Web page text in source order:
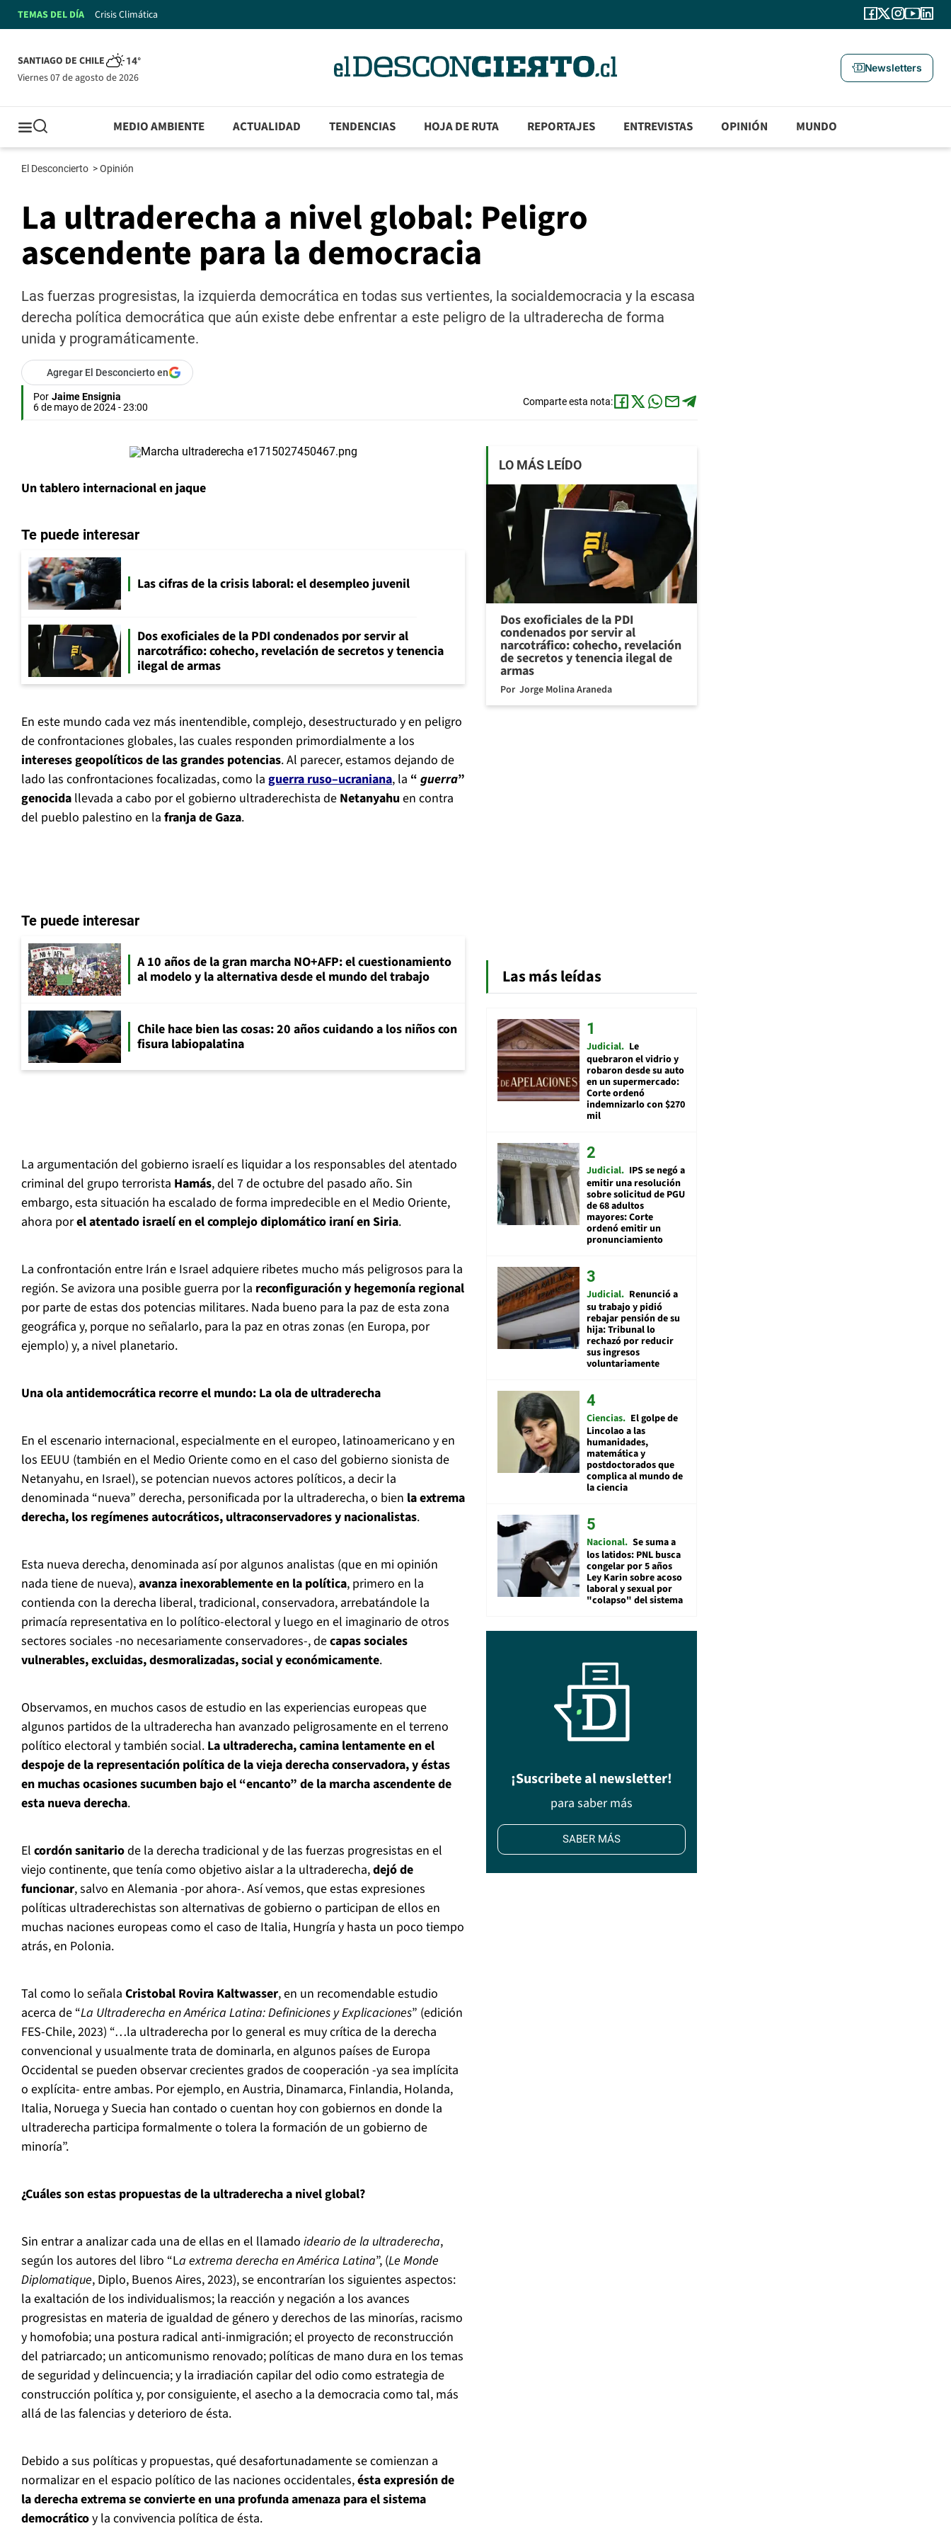
TEMAS DEL DÍA Crisis Climática
SANTIAGO DE CHILE 14°
viernes 07 de agosto de 2026
Newsletters
MEDIO AMBIENTE ACTUALIDAD TENDENCIAS HOJA DE RUTA REPORTAJES ENTREVISTAS OPINIÓN MUNDO
El Desconcierto >Opinión
La ultraderecha a nivel global: Peligro
ascendente para la democracia
Las fuerzas progresistas, la izquierda democrática en todas sus vertientes, la socialdemocracia y la escasa
derecha política democrática que aún existe debe enfrentar a este peligro de la ultraderecha de forma
unida y programáticamente.
Agregar El Desconcierto en
Por Jaime Ensignia
6 de mayo de 2024 - 23:00
Comparte esta nota:
Un tablero internacional en jaque
Te puede interesar
Las cifras de la crisis laboral: el desempleo juvenil
Dos exoficiales de la PDI condenados por servir al
narcotráfico: cohecho, revelación de secretos y tenencia
ilegal de armas
En este mundo cada vez más inentendible, complejo, desestructurado y en peligro
de confrontaciones globales, las cuales responden primordialmente a los
intereses geopolíticos de las grandes potencias. Al parecer, estamos dejando de
lado las confrontaciones focalizadas, como la guerra ruso–ucraniana, la “ guerra”
genocida llevada a cabo por el gobierno ultraderechista de Netanyahu en contra
del pueblo palestino en la franja de Gaza.
Te puede interesar
A 10 años de la gran marcha NO+AFP: el cuestionamiento
al modelo y la alternativa desde el mundo del trabajo
Chile hace bien las cosas: 20 años cuidando a los niños con
fisura labiopalatina
La argumentación del gobierno israelí es liquidar a los responsables del atentado
criminal del grupo terrorista Hamás, del 7 de octubre del pasado año. Sin
embargo, esta situación ha escalado de forma impredecible en el Medio Oriente,
ahora porel atentado israelí en el complejo diplomático iraní en Siria.
La confrontación entre Irán e Israel adquiere ribetes mucho más peligrosos para la
región. Se avizora una posible guerra por la reconfiguración y hegemonía regional
por parte de estas dos potencias militares. Nada bueno para la paz de esta zona
geográfica y, porque no señalarlo, para la paz en otras zonas (en Europa, por
ejemplo) y, a nivel planetario.
Una ola antidemocrática recorre el mundo: La ola de ultraderecha
En el escenario internacional, especialmente en el europeo, latinoamericano y en
los EEUU (también en el Medio Oriente como en el caso del gobierno sionista de
Netanyahu, en Israel), se potencian nuevos actores políticos, a decir la
denominada “nueva” derecha, personificada por la ultraderecha, o bien la extrema
derecha, los regímenes autocráticos, ultraconservadores y nacionalistas.
Esta nueva derecha, denominada así por algunos analistas (que en mi opinión
nada tiene de nueva),avanza inexorablemente en la política, primero en la
contienda con la derecha liberal, tradicional, conservadora, arrebatándole la
primacía representativa en lo político-electoral y luego en el imaginario de otros
sectores sociales -no necesariamente conservadores-, decapas sociales
vulnerables, excluidas, desmoralizadas, social y económicamente.
Observamos, en muchos casos de estudio en las experiencias europeas que
algunos partidos de la ultraderecha han avanzado peligrosamente en el terreno
político electoral y también social. La ultraderecha, camina lentamente en el
despoje de la representación política de la vieja derecha conservadora, y éstas
en muchas ocasiones sucumben bajo el “encanto” de la marcha ascendente de
esta nueva derecha.
El cordón sanitariode la derecha tradicional y de las fuerzas progresistas en el
viejo continente, que tenía como objetivo aislar a la ultraderecha,dejó de
funcionar, salvo en Alemania -por ahora-. Así vemos, que estas expresiones
políticas ultraderechistas son alternativas de gobierno o participan de ellos en
muchas naciones europeas como el caso de Italia, Hungría y hasta un poco tiempo
atrás, en Polonia.
Tal como lo señala Cristobal Rovira Kaltwasser, en un recomendable estudio
acerca de “La Ultraderecha en América Latina: Definiciones y Explicaciones” (edición
FES-Chile, 2023) “…la ultraderecha por lo general es muy crítica de la derecha
convencional y usualmente trata de dominarla, en algunos países de Europa
Occidental se pueden observar crecientes grados de cooperación -ya sea implícita
o explícita- entre ambas. Por ejemplo, en Austria, Dinamarca, Finlandia, Holanda,
Italia, Noruega y Suecia han contado o cuentan hoy con gobiernos en donde la
ultraderecha participa formalmente o tolera la formación de un gobierno de
minoría”.
¿Cuáles son estas propuestas de la ultraderecha a nivel global?
Sin entrar a analizar cada una de ellas en el llamado ideario de la ultraderecha,
según los autores del libro “La extrema derecha en América Latina”, (Le Monde
Diplomatique, Diplo, Buenos Aires, 2023), se encontrarían los siguientes aspectos:
la exaltación de los individualismos; la reacción y negación a los avances
progresistas en materia de igualdad de género y derechos de las minorías, racismo
y homofobia; una postura radical anti-inmigración; el proyecto de reconstrucción
del patriarcado; un anticomunismo renovado; políticas de mano dura en los temas
de seguridad y delincuencia; y la irradiación capilar del odio como estrategia de
construcción política y, por consiguiente, el asecho a la democracia como tal, más
allá de las falencias y deterioro de ésta.
Debido a sus políticas y propuestas, qué desafortunadamente se comienzan a
normalizar en el espacio político de las naciones occidentales,ésta expresión de
la derecha extrema se convierte en una profunda amenaza para el sistema
democráticoy la convivencia política de ésta.
LO MÁS LEÍDO
Dos exoficiales de la PDI
condenados por servir al
narcotráfico: cohecho, revelación
de secretos y tenencia ilegal de
armas
Por Jorge Molina Araneda
Las más leídas
Judicial Le
quebraron el vidrio y
robaron desde su auto
en un supermercado:
Corte ordenó
indemnizarlo con $270
mil
Judicial IPS se negó a
emitir una resolución
sobre solicitud de PGU
de 68 adultos
mayores: Corte
ordenó emitir un
pronunciamiento
Judicial Renunció a
su trabajo y pidió
rebajar pensión de su
hija: Tribunal lo
rechazó por reducir
sus ingresos
voluntariamente
Ciencias El golpe de
Lincolao a las
humanidades,
matemática y
postdoctorados que
complica al mundo de
la ciencia
Nacional Se suma a
los latidos: PNL busca
congelar por 5 años
Ley Karin sobre acoso
laboral y sexual por
"colapso" del sistema
¡Suscribete al newsletter!
para saber más
SABER MÁS